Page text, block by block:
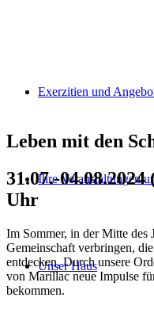
Exerzitien und
Ihre Veranstaltungen
Unser Haus
Leben mit den
31.07.-
Uhr
Im Sommer, in der Mitte des
Gemeinschaft verbringen,
entdecken. Durch unsere
von Marillac neue Impulse
bekommen.